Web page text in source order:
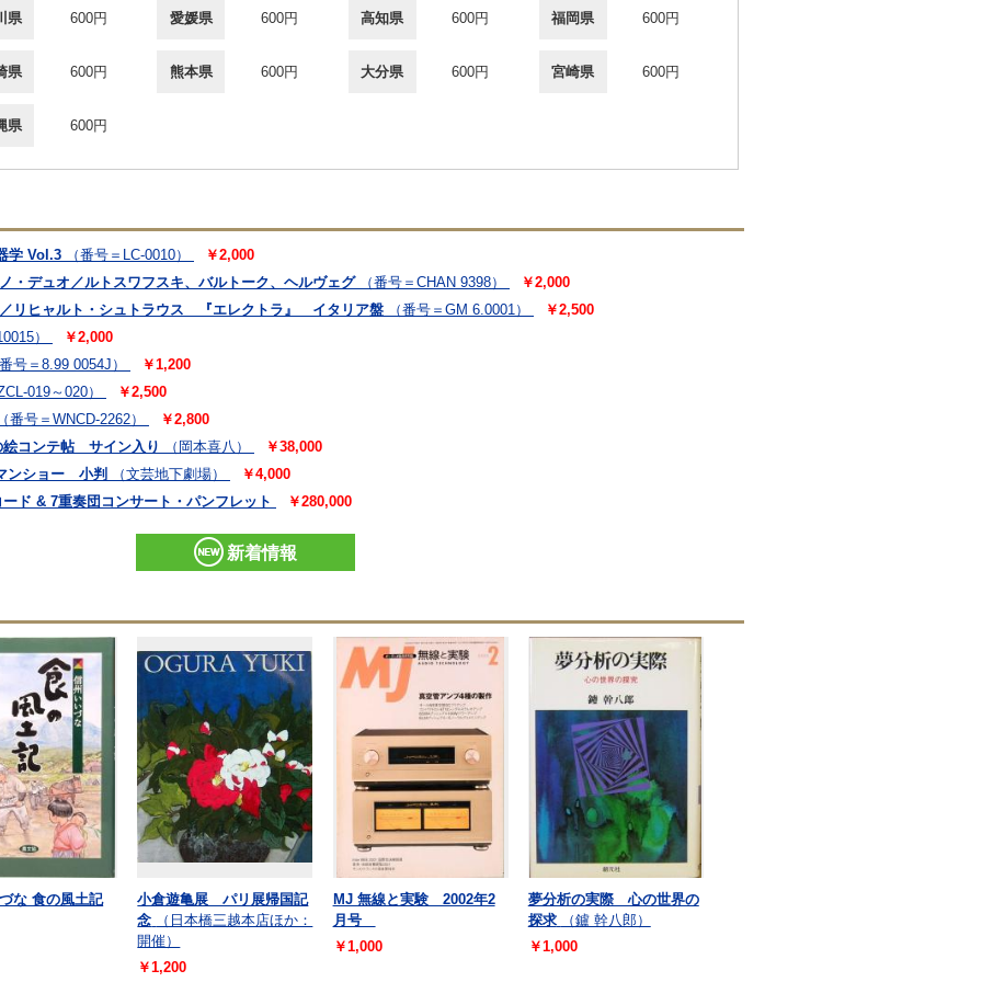
県 600円 愛媛県 600円 高知県 600円 福岡県 600円
県 600円 熊本県 600円 大分県 600円 宮崎県 600円
県 600円
学 Vol.3 （番号＝LC-0010）
￥2,000
・デュオ／ルトスワフスキ、バルトーク、ヘルヴェグ
（番号＝CHAN 9398）
￥2,000
リヒャルト・シュトラウス 『エレクトラ』 イタリア盤
（番号＝GM 6.0001）
￥2,500
）
￥2,000
号＝8.99 0054J）
￥1,200
019～020）
￥2,500
番号＝WNCD-2262）
￥2,800
コンテ帖 サイン入り
（岡本喜八）
￥38,000
ンショー 小判
（文芸地下劇場）
￥4,000
ド & 7重奏団コンサート・パンフレット
￥280,000
新着情報
な 食の風土記
小倉遊亀展 パリ展帰国記
念
（日本橋三越本店ほか：
開催）
￥1,200
MJ 無線と実験 2002年2
月号
￥1,000
夢分析の実際 心の世界の
探求
（鑪 幹八郎）
￥1,000